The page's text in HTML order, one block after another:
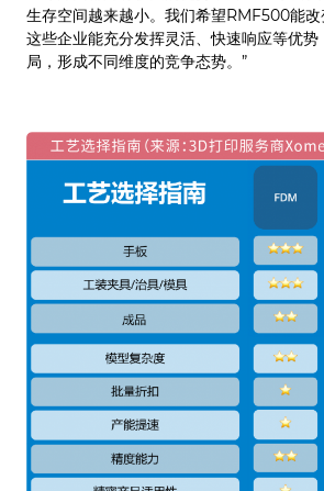
生存空间越来越小。我们希望RMF500能
这些企业能充分发挥灵活、快速响应等优
局，形成不同维度的竞争态势。”